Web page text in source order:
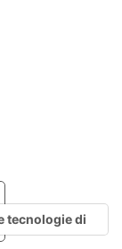
tecnologie di